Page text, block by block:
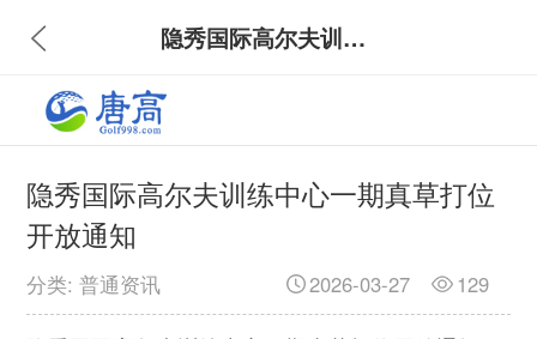
隐秀国际高尔夫训练中心一期真草打位开放通知
隐秀国际高尔夫训练中心一期真草打位
开放通知
分类: 普通资讯 129
2026-03-27